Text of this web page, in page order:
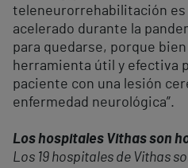
teleneurorrehabilitación es
acelerado durante la
para quedarse, porque
herramienta útil y efectiva
paciente con una lesión
enfermedad neurológica”.
Los hospitales Vithas son
Los 19 hospitales de Vithas